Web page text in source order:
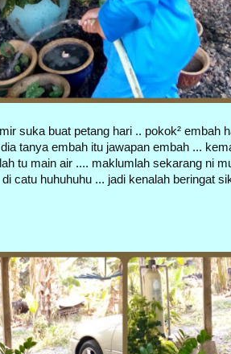
suka buat petang hari .. pokok² embah
tanya embah itu jawapan embah ...
tu main air .... maklumlah sekarang ni
di catu huhuhuhu ... jadi kenalah beringat